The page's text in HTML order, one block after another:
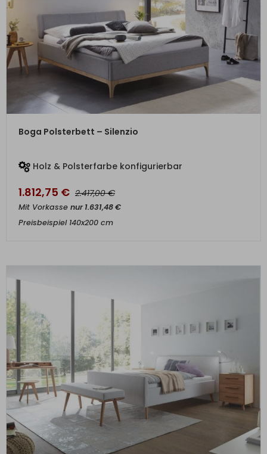
ZUM PRODUKT
Boga Polsterbett – Silenzio
Holz & Polsterfarbe konfigurierbar
1.812,75 € 2.417,00€
Mit Vorkasse nur1.631,48€
Preisbeispiel 140x200 cm